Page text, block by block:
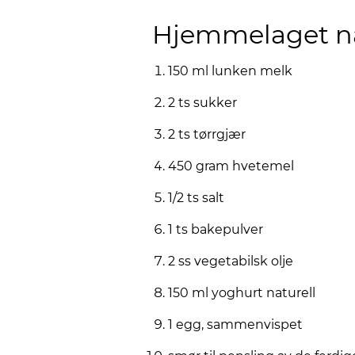
Hjemmelaget
150 ml lunken melk
2 ts sukker
2 ts tørrgjær
450 gram hvetemel
1/2 ts salt
1 ts bakepulver
2 ss vegetabilsk olje
150 ml yoghurt naturell
1 egg, sammenvispet